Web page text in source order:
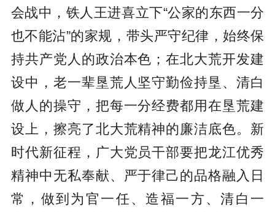
会战中，铁人王进喜立下“公家的东西一分
也不能沾”的家规，带头严守纪律，始终保
持共产党人的政治本色；在北大荒开发建
设中，老一辈垦荒人坚守勤俭持垦、清白
做人的操守，把每一分经费都用在垦荒建
设上，擦亮了北大荒精神的廉洁底色。新
时代新征程，广大党员干部要把龙江优秀
精神中无私奉献、严于律己的品格融入日
常，做到为官一任、造福一方、清白一